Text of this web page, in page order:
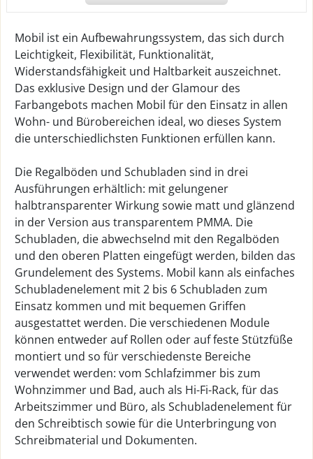
Mobil ist ein Aufbewahrungssystem, das sich durch
Leichtigkeit, Flexibilität, Funktionalität,
Widerstandsfähigkeit und Haltbarkeit auszeichnet.
Das exklusive Design und der Glamour des
Farbangebots machen Mobil für den Einsatz in allen
Wohn- und Bürobereichen ideal, wo dieses System
die unterschiedlichsten Funktionen erfüllen kann.
Die Regalböden und Schubladen sind in drei
Ausführungen erhältlich: mit gelungener
halbtransparenter Wirkung sowie matt und glänzend
in der Version aus transparentem PMMA. Die
Schubladen, die abwechselnd mit den Regalböden
und den oberen Platten eingefügt werden, bilden das
Grundelement des Systems. Mobil kann als einfaches
Schubladenelement mit 2 bis 6 Schubladen zum
Einsatz kommen und mit bequemen Griffen
ausgestattet werden. Die verschiedenen Module
können entweder auf Rollen oder auf feste Stützfüße
montiert und so für verschiedenste Bereiche
verwendet werden: vom Schlafzimmer bis zum
Wohnzimmer und Bad, auch als Hi-Fi-Rack, für das
Arbeitszimmer und Büro, als Schubladenelement für
den Schreibtisch sowie für die Unterbringung von
Schreibmaterial und Dokumenten.